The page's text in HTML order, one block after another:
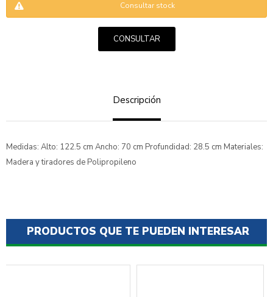
Consultar stock
CONSULTAR
Descripción
Medidas: Alto: 122.5 cm Ancho: 70 cm Profundidad: 28.5 cm Materiales:
Madera y tiradores de Polipropileno
PRODUCTOS QUE TE PUEDEN INTERESAR